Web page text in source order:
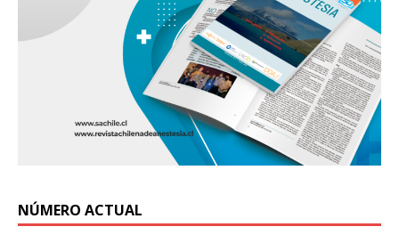
NÚMERO ACTUAL